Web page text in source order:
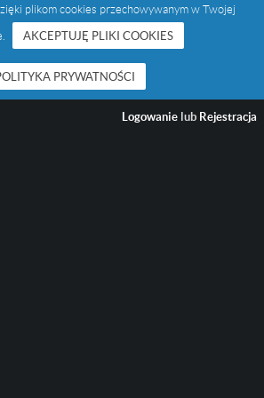
plikom cookies przechowywanym w Twojej
AKCEPTUJĘ PLIKI COOKIES
PRYWATNOŚCI
Logowanie lub Rejestracja